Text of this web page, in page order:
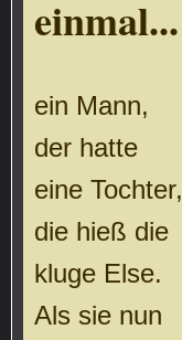
einmal...
ein Mann,
der hatte
eine Tochter,
die hieß die
kluge Else.
Als sie nun